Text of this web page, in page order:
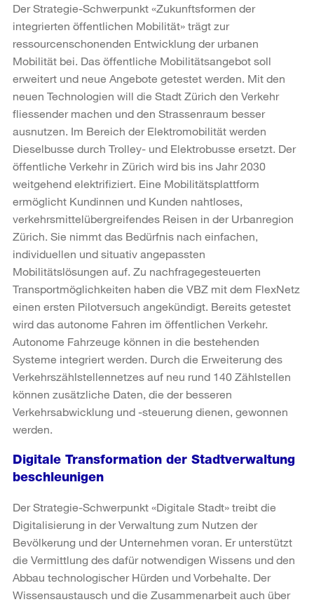
Der Strategie-Schwerpunkt «Zukunftsformen der
integrierten öffentlichen Mobilität» trägt zur
ressourcenschonenden Entwicklung der urbanen
Mobilität bei. Das öffentliche Mobilitätsangebot soll
erweitert und neue Angebote getestet werden. Mit den
neuen Technologien will die Stadt Zürich den Verkehr
fliessender machen und den Strassenraum besser
ausnutzen. Im Bereich der Elektromobilität werden
Dieselbusse durch Trolley- und Elektrobusse ersetzt. Der
öffentliche Verkehr in Zürich wird bis ins Jahr 2030
weitgehend elektrifiziert. Eine Mobilitätsplattform
ermöglicht Kundinnen und Kunden nahtloses,
verkehrsmittelübergreifendes Reisen in der Urbanregion
Zürich. Sie nimmt das Bedürfnis nach einfachen,
individuellen und situativ angepassten
Mobilitätslösungen auf. Zu nachfragegesteuerten
Transportmöglichkeiten haben die VBZ mit dem FlexNetz
einen ersten Pilotversuch angekündigt. Bereits getestet
wird das autonome Fahren im öffentlichen Verkehr.
Autonome Fahrzeuge können in die bestehenden
Systeme integriert werden. Durch die Erweiterung des
Verkehrszählstellennetzes auf neu rund 140 Zählstellen
können zusätzliche Daten, die der besseren
Verkehrsabwicklung und -steuerung dienen, gewonnen
werden.
Digitale Transformation der Stadtverwaltung
beschleunigen
Der Strategie-Schwerpunkt «Digitale Stadt» treibt die
Digitalisierung in der Verwaltung zum Nutzen der
Bevölkerung und der Unternehmen voran. Er unterstützt
die Vermittlung des dafür notwendigen Wissens und den
Abbau technologischer Hürden und Vorbehalte. Der
Wissensaustausch und die Zusammenarbeit auch über